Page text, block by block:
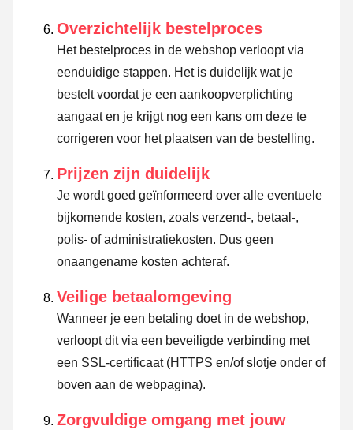
Overzichtelijk bestelproces
Het bestelproces in de webshop verloopt via
eenduidige stappen. Het is duidelijk wat je
bestelt voordat je een aankoopverplichting
aangaat en je krijgt nog een kans om deze te
corrigeren voor het plaatsen van de bestelling.
Prijzen zijn duidelijk
Je wordt goed geïnformeerd over alle eventuele
bijkomende kosten, zoals verzend-, betaal-,
polis- of administratiekosten. Dus geen
onaangename kosten achteraf.
Veilige betaalomgeving
Wanneer je een betaling doet in de webshop,
verloopt dit via een beveiligde verbinding met
een SSL-certificaat (HTTPS en/of slotje onder of
boven aan de webpagina).
Zorgvuldige omgang met jouw